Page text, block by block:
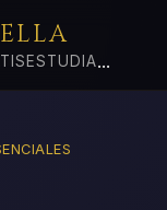
ESTUDIA...